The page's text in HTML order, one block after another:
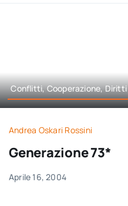
Conflitti, Cooperazione, Diritti
Andrea Oskari Rossini
Generazione 73*
Aprile 16, 2004